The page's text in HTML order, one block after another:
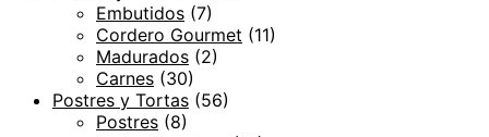
Embutidos (7)
Cordero Gourmet (11)
Madurados (2)
Carnes (30)
Postres y Tortas (56)
Postres (8)